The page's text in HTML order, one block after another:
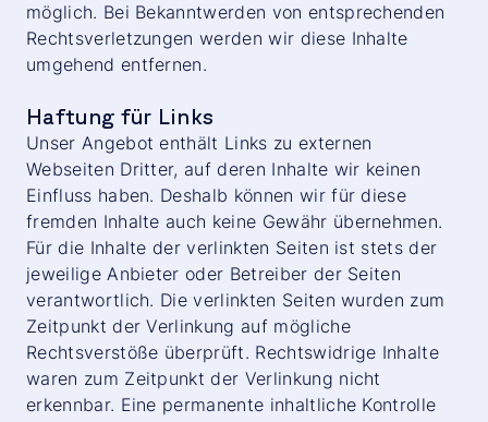
möglich. Bei Bekanntwerden von entsprechenden
Rechtsverletzungen werden wir diese Inhalte
umgehend entfernen.
Haftung für Links
Unser Angebot enthält Links zu externen
Webseiten Dritter, auf deren Inhalte wir keinen
Einfluss haben. Deshalb können wir für diese
fremden Inhalte auch keine Gewähr übernehmen.
Für die Inhalte der verlinkten Seiten ist stets der
jeweilige Anbieter oder Betreiber der Seiten
verantwortlich. Die verlinkten Seiten wurden zum
Zeitpunkt der Verlinkung auf mögliche
Rechtsverstöße überprüft. Rechtswidrige Inhalte
waren zum Zeitpunkt der Verlinkung nicht
erkennbar. Eine permanente inhaltliche Kontrolle